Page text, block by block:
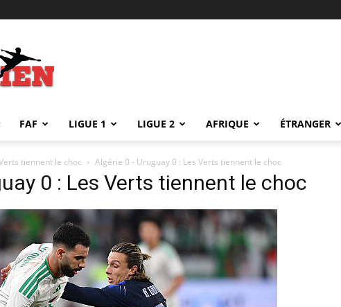
FAF LIGUE 1 LIGUE 2 AFRIQUE ÉTRANGER
tiennent le choc Algérie 0 - Uruguay 0 : Les Verts tiennent le choc
0 : Les Verts tiennent le choc